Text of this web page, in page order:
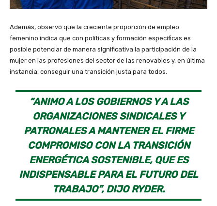
Además, observó que la creciente proporción de empleo
femenino indica que con políticas y formación específicas es
posible potenciar de manera significativa la participación de la
mujer en las profesiones del sector de las renovables y, en última
instancia, conseguir una transición justa para todos.
“ANIMO A LOS GOBIERNOS Y A LAS
ORGANIZACIONES SINDICALES Y
PATRONALES A MANTENER EL FIRME
COMPROMISO CON LA TRANSICIÓN
ENERGÉTICA SOSTENIBLE, QUE ES
INDISPENSABLE PARA EL FUTURO DEL
TRABAJO”, DIJO RYDER.